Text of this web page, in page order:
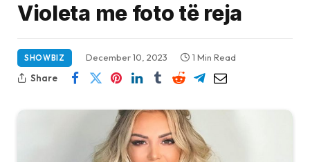
Violeta me foto të reja
SHOWBIZ December 10, 2023
1 Min Read
Share